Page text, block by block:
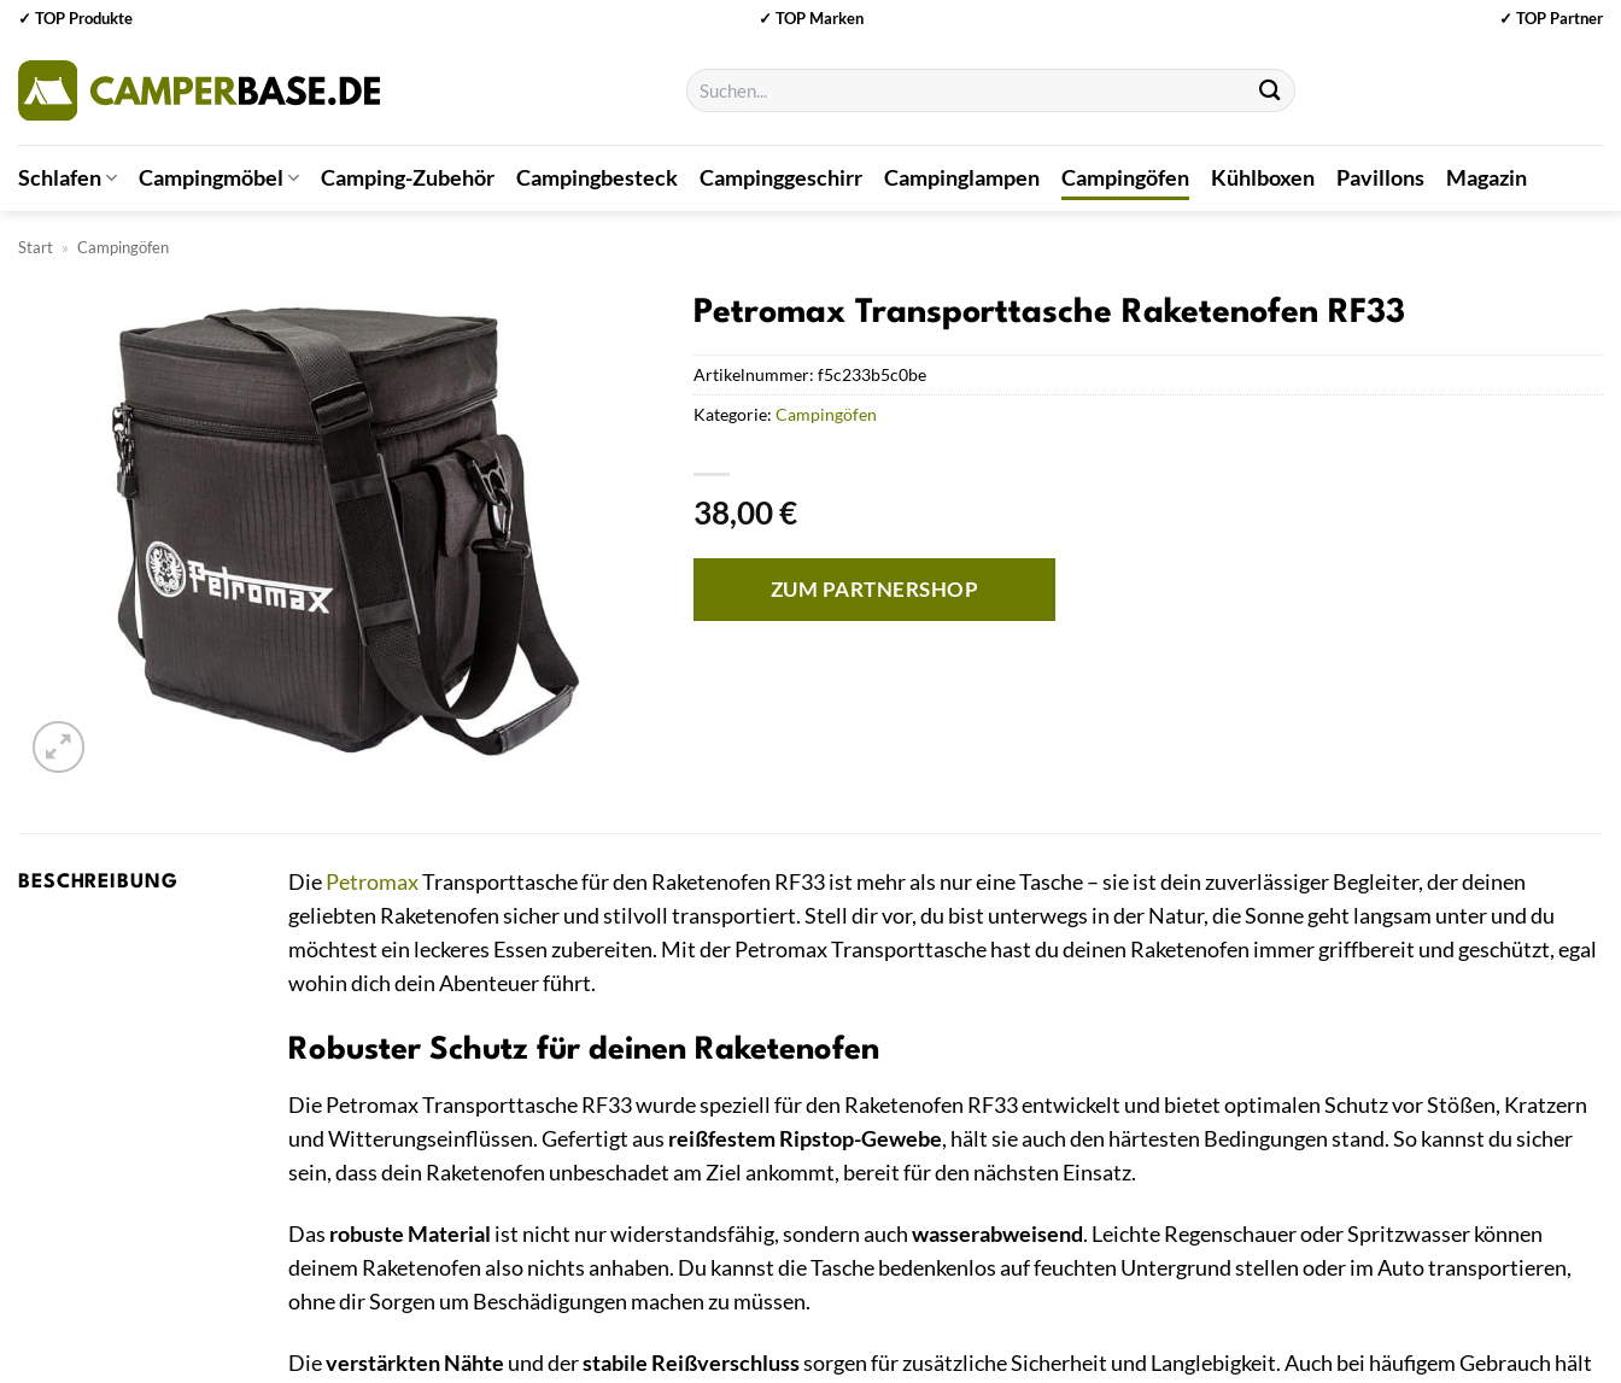
Zum
springen
✓ TOP Produkte ✓ TOP Marken ✓ TOP Partner
Suchen
nach:
Schlafen Campingmöbel Camping-Zubehör Campingbesteck Campinggeschirr Campinglampen Campingöfen Kühlboxen Pavillons Magazin
Start » Campingöfen
Petromax Transporttasche Raketenofen RF33
38,00€
ZUM PARTNERSHOP
Artikelnummer: f5c233b5c0be
Kategorie: Campingöfen
BESCHREIBUNG DiePetromaxTransporttasche für den Raketenofen RF33 ist mehr als nur eine Tasche – sie ist dein zuverlässiger Begleiter, der deinen
geliebten Raketenofen sicher und stilvoll transportiert. Stell dir vor, du bist unterwegs in der Natur, die Sonne geht langsam unter und du
möchtest ein leckeres Essen zubereiten. Mit der Petromax Transporttasche hast du deinen Raketenofen immer griffbereit und geschützt, egal
wohin dich dein Abenteuer führt.
Robuster Schutz für deinen Raketenofen
Die Petromax Transporttasche RF33 wurde speziell für den Raketenofen RF33 entwickelt und bietet optimalen Schutz vor Stößen, Kratzern
und Witterungseinflüssen. Gefertigt aus reißfestem Ripstop-Gewebe, hält sie auch den härtesten Bedingungen stand. So kannst du sicher
sein, dass dein Raketenofen unbeschadet am Ziel ankommt, bereit für den nächsten Einsatz.
Das robuste Material ist nicht nur widerstandsfähig, sondern auchwasserabweisend. Leichte Regenschauer oder Spritzwasser können
deinem Raketenofen also nichts anhaben. Du kannst die Tasche bedenkenlos auf feuchten Untergrund stellen oder im Auto transportieren,
ohne dir Sorgen um Beschädigungen machen zu müssen.
Dieverstärkten Nähte und derstabile Reißverschlusssorgen für zusätzliche Sicherheit und Langlebigkeit. Auch bei häufigem Gebrauch hält